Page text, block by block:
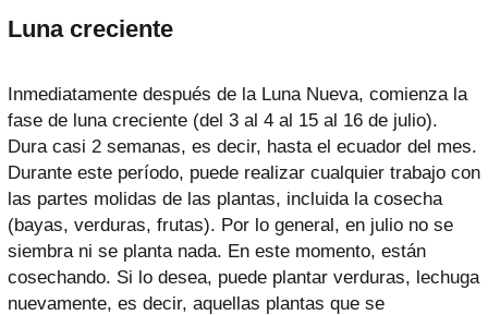
Luna creciente
Inmediatamente después de la Luna Nueva, comienza la
fase de luna creciente (del 3 al 4 al 15 al 16 de julio).
Dura casi 2 semanas, es decir, hasta el ecuador del mes.
Durante este período, puede realizar cualquier trabajo con
las partes molidas de las plantas, incluida la cosecha
(bayas, verduras, frutas). Por lo general, en julio no se
siembra ni se planta nada. En este momento, están
cosechando. Si lo desea, puede plantar verduras, lechuga
nuevamente, es decir, aquellas plantas que se